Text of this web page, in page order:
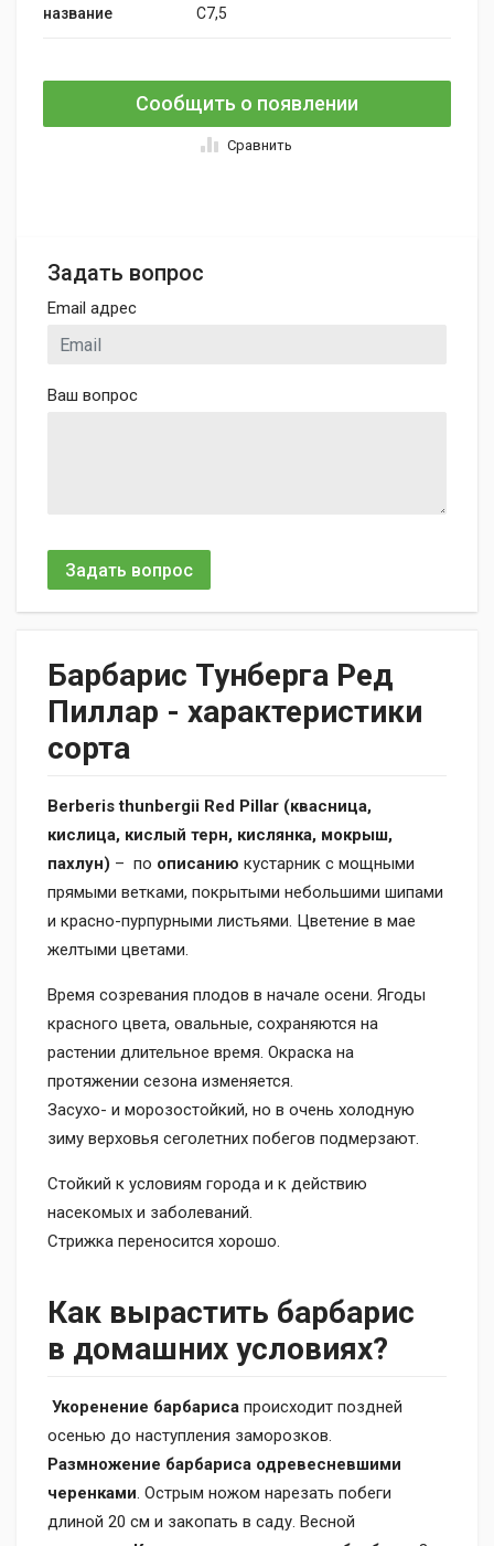
название
C7,5
Сообщить о появлении
Сравнить
Задать вопрос
Email адрес
Ваш вопрос
Задать вопрос
Барбарис Тунберга Ред
Пиллар - характеристики
сорта
Berberis thunbergii Red Pillar (квасница,
кислица, кислый терн, кислянка, мокрыш,
пахлун) – по описанию кустарник с мощными
прямыми ветками, покрытыми небольшими шипами
и красно-пурпурными листьями. Цветение в мае
желтыми цветами.
Время созревания плодов в начале осени. Ягоды
красного цвета, овальные, сохраняются на
растении длительное время. Окраска на
протяжении сезона изменяется.
Засухо- и морозостойкий, но в очень холодную
зиму верховья сеголетних побегов подмерзают.
Стойкий к условиям города и к действию
насекомых и заболеваний.
Стрижка переносится хорошо.
Как вырастить барбарис
в домашних условиях?
Укоренение барбариса происходит поздней
осенью до наступления заморозков.
Размножение барбариса одревесневшими
черенками. Острым ножом нарезать побеги
длиной 20 см и закопать в саду. Весной